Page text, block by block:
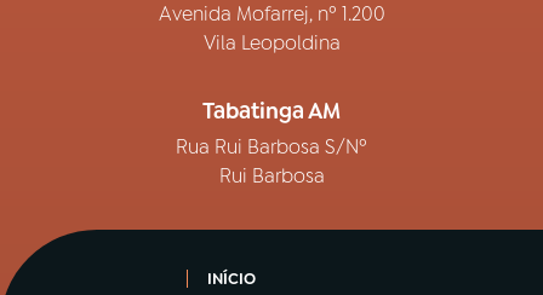
Avenida Mofarrej, nº 1.200
Vila Leopoldina
Tabatinga AM
Rua Rui Barbosa S/Nº
Rui Barbosa
INÍCIO